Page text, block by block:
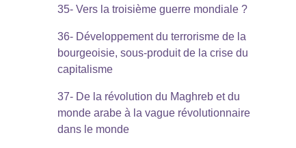
35- Vers la troisième guerre mondiale ?
36- Développement du terrorisme de la
bourgeoisie, sous-produit de la crise du
capitalisme
37- De la révolution du Maghreb et du
monde arabe à la vague révolutionnaire
dans le monde